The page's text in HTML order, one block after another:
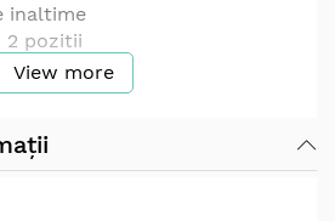
inaltime
2 pozitii
papusa
pentru jucarii si accesorii
pentru transport si
View more